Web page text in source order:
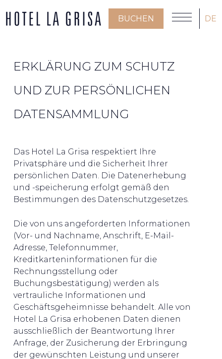
BUCHEN DE
ERKLÄRUNG ZUM SCHUTZ
UND ZUR PERSÖNLICHEN
DATENSAMMLUNG
Das Hotel La Grisa respektiert Ihre
Privatsphäre und die Sicherheit Ihrer
persönlichen Daten. Die Datenerhebung
und -speicherung erfolgt gemäß den
Bestimmungen des Datenschutzgesetzes.
Die von uns angeforderten Informationen
(Vor- und Nachname, Anschrift, E-Mail-
Adresse, Telefonnummer,
Kreditkarteninformationen für die
Rechnungsstellung oder
Buchungsbestätigung) werden als
vertrauliche Informationen und
Geschäftsgeheimnisse behandelt. Alle von
Hotel La Grisa erhobenen Daten dienen
ausschließlich der Beantwortung Ihrer
Anfrage, der Zusicherung der Erbringung
der gewünschten Leistung und unserer